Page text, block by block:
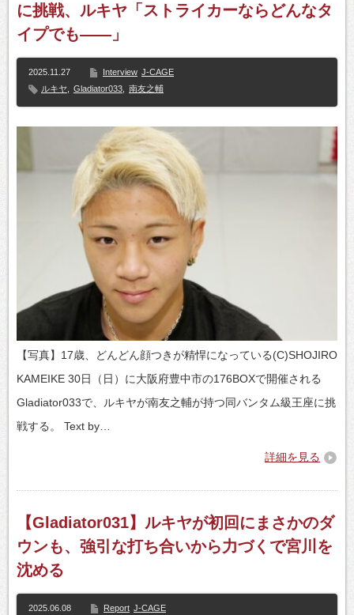
に挑戦、ルキヤ「ストライカーならどんなタ
イプでも――」
2025.11.27 Interview J-CAGE
ルキヤ
Gladiator033 南友之輔
【写真】17歳、どんどん顔つきが精悍になっている(C)SHOJIRO
KAMEIKE 30日（日）に大阪府豊中市の176BOXで開催される
Gladiator033で、ルキヤが南友之輔が持つ同バンタム級王座に挑
戦する。 Text by…
詳細を見る
【Gladiator031】ルキヤが初回にまさかのダ
ウンも、強引な打ち合いから力づくで宮川を
沈める
2025.06.08 Report J-CAGE